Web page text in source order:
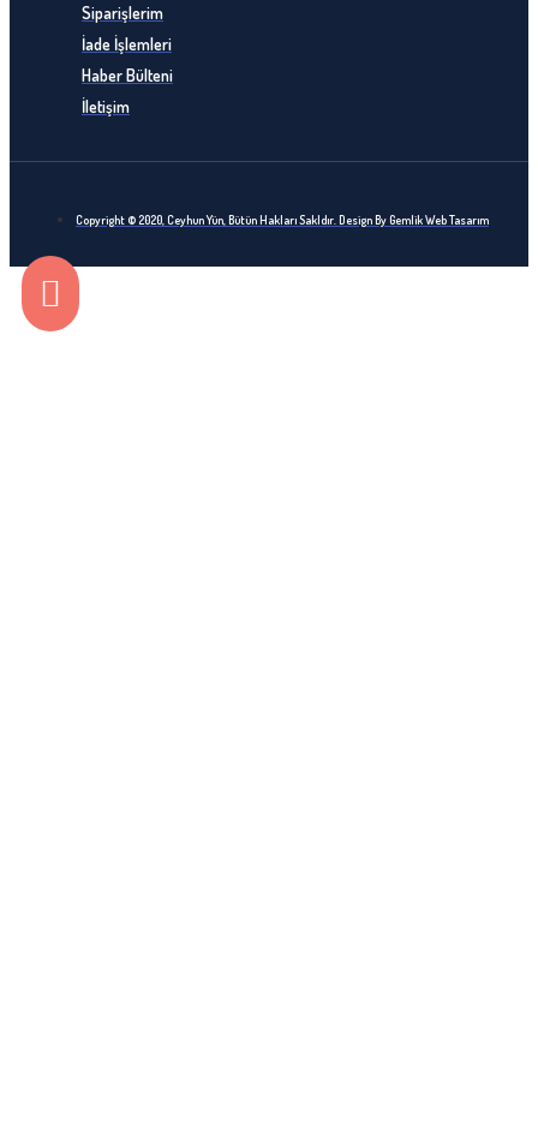
Siparişlerim
İade İşlemleri
Haber Bülteni
İletişim
Copyright © 2020, Ceyhun Yün, Bütün Hakları Sakldır. Design By Gemlik Web Tasarım